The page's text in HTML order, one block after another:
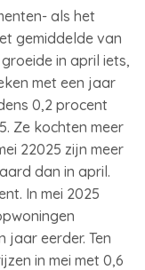
als het
gemiddelde van
in april iets,
met een jaar
0,2 procent
Ze kochten meer
22025 zijn meer
dan in april.
In mei 2025
jaar eerder. Ten
in mei met 0,6